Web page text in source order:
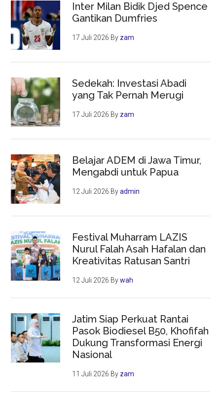
Inter Milan Bidik Djed Spence
Gantikan Dumfries
17 Juli 2026 By zam
Sedekah: Investasi Abadi
yang Tak Pernah Merugi
17 Juli 2026 By zam
Belajar ADEM di Jawa Timur,
Mengabdi untuk Papua
12 Juli 2026 Byadmin
Festival Muharram LAZIS
Nurul Falah Asah Hafalan dan
Kreativitas Ratusan Santri
12 Juli 2026 Bywah
Jatim Siap Perkuat Rantai
Pasok Biodiesel B50, Khofifah
Dukung Transformasi Energi
Nasional
11 Juli 2026 By zam